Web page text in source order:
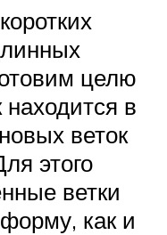
целю
в
веток
этого
ветки
как и